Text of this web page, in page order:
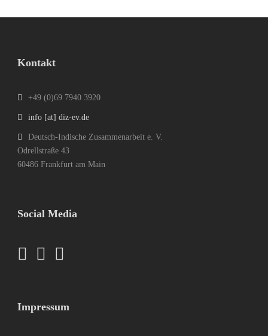
Kontakt
+49 (0)69 7940 3920
info [at] diz-ev.de
Deutsch-Indische Zusammenarbeit e. V.
Odrellstraße 43
60486 Frankfurt am Main
Social Media
Impressum